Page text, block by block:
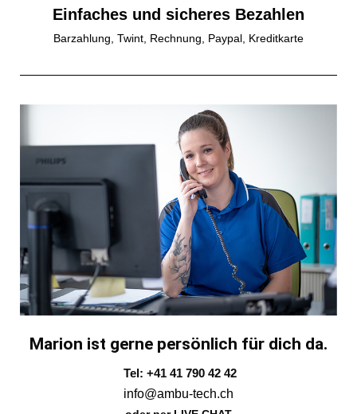
Einfaches und sicheres Bezahlen
Barzahlung, Twint, Rechnung, Paypal, Kreditkarte
Marion ist gerne persönlich für dich da.
Tel: +41 41 790 42 42
info@ambu-tech.ch